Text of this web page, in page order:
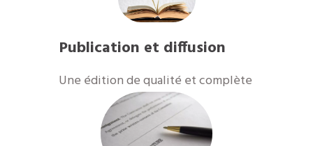
Publication et diffusion
​Une édition de qualité et complète